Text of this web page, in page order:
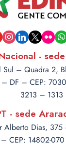
instagram
linkedin
x flickr
-
Sul – Quadra 2,
DF – CEP:
3213 – 1313
- sede
Alberto Dias,
CEP: 14802-070